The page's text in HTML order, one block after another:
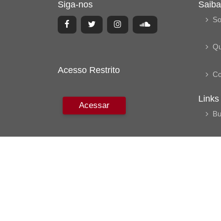
Siga-nos
Acesso Restrito
Acessar